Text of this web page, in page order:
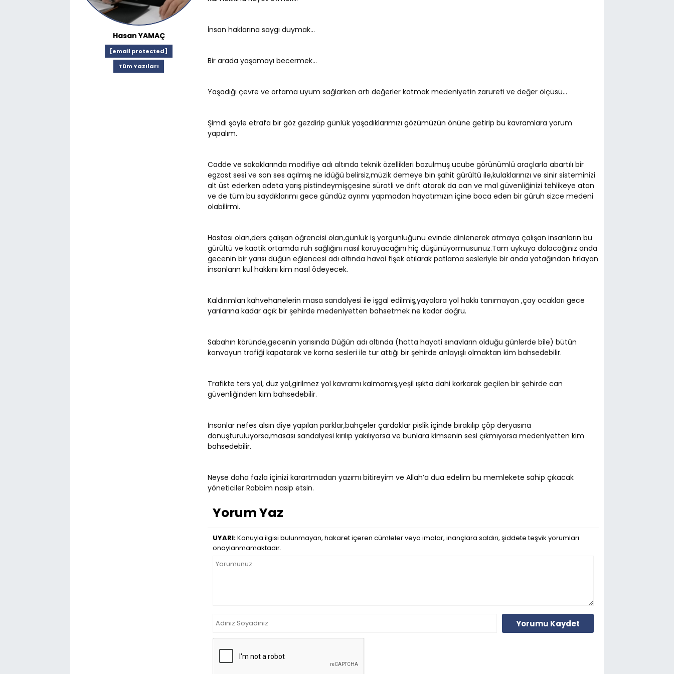
Hasan YAMAÇ
[email protected]
Tüm Yazıları
İnsan haklarına saygı duymak...
Bir arada yaşamayı becermek...
Yaşadığı çevre ve ortama uyum sağlarken artı değerler katmak medeniyetin zarureti ve değer ölçüsü...
Şimdi şöyle etrafa bir göz gezdirip günlük yaşadıklarımızı gözümüzün önüne getirip bu kavramlara yorum
yapalım.
Cadde ve sokaklarında modifiye adı altında teknik özellikleri bozulmuş ucube görünümlü araçlarla abartılı bir
egzost sesi ve son ses açılmış ne idüğü belirsiz,müzik demeye bin şahit gürültü ile,kulaklarınızı ve sinir sisteminizi
alt üst ederken adeta yarış pistindeymişçesine süratli ve drift atarak da can ve mal güvenliğinizi tehlikeye atan
ve de tüm bu saydıklarımı gece gündüz ayrımı yapmadan hayatımızın içine boca eden bir güruh sizce medeni
olabilirmi.
Hastası olan,ders çalışan öğrencisi olan,günlük iş yorgunluğunu evinde dinlenerek atmaya çalışan insanların bu
gürültü ve kaotik ortamda ruh sağlığını nasıl koruyacağını hiç düşünüyormusunuz.Tam uykuya dalacağınız anda
gecenin bir yarısı düğün eğlencesi adı altında havai fişek atılarak patlama sesleriyle bir anda yatağından fırlayan
insanların kul hakkını kim nasıl ödeyecek.
Kaldırımları kahvehanelerin masa sandalyesi ile işgal edilmiş,yayalara yol hakkı tanımayan ,çay ocakları gece
yarılarına kadar açık bir şehirde medeniyetten bahsetmek ne kadar doğru.
Sabahın köründe,gecenin yarısında Düğün adı altında (hatta hayati sınavların olduğu günlerde bile) bütün
konvoyun trafiği kapatarak ve korna sesleri ile tur attığı bir şehirde anlayışlı olmaktan kim bahsedebilir.
Trafikte ters yol, düz yol,girilmez yol kavramı kalmamış,yeşil ışıkta dahi korkarak geçilen bir şehirde can
güvenliğinden kim bahsedebilir.
İnsanlar nefes alsın diye yapılan parklar,bahçeler çardaklar pislik içinde bırakılıp çöp deryasına
dönüştürülüyorsa,masası sandalyesi kırılıp yakılıyorsa ve bunlara kimsenin sesi çıkmıyorsa medeniyetten kim
bahsedebilir.
Neyse daha fazla içinizi karartmadan yazımı bitireyim ve Allah’a dua edelim bu memlekete sahip çıkacak
yöneticiler Rabbim nasip etsin.
Yorum Yaz
UYARI:Konuyla ilgisi bulunmayan, hakaret içeren cümleler veya imalar, inançlara saldırı, şiddete teşvik yorumları
onaylanmamaktadır.
Yorumu Kaydet